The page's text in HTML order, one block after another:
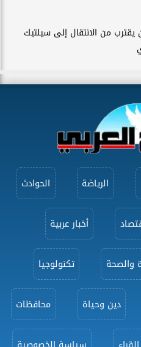
من الانتقال إلى سيلتيك
الرياضة الحوادث
أخبار عربية
والصحة تكنولوجيا
دين وحياة محافظات